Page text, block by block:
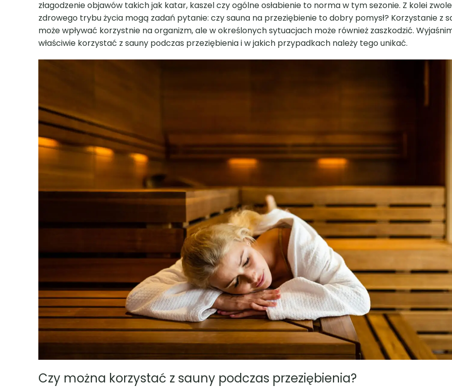
złagodzenie objawów takich jak katar, kaszel czy ogólne osłabienie to norma w tym sezonie. Z kolei
zdrowego trybu życia mogą zadań pytanie: czy sauna na przeziębienie to dobry pomysł? Korzystanie z
może wpływać korzystnie na organizm, ale w określonych sytuacjach może również zaszkodzić.
właściwie korzystać z sauny podczas przeziębienia i w jakich przypadkach należy tego unikać.
Czy można korzystać z sauny podczas przeziębienia?